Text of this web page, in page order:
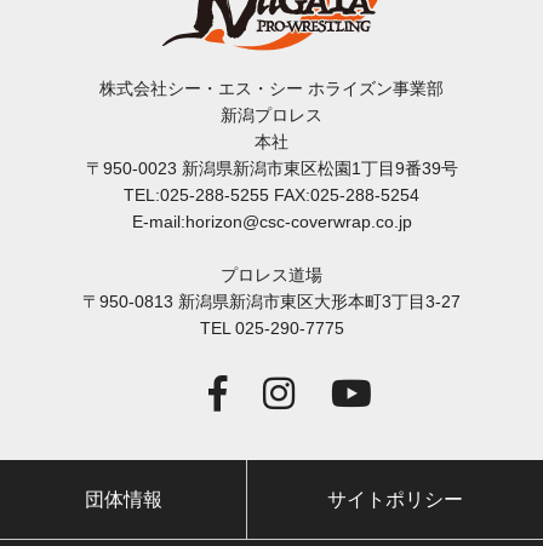
株式会社シー・エス・シー ホライズン事業部
新潟プロレス
本社
〒950-0023 新潟県新潟市東区松園1丁目9番39号
TEL:025-288-5255 FAX:025-288-5254
E-mail:horizon@csc-coverwrap.co.jp
プロレス道場
〒950-0813 新潟県新潟市東区大形本町3丁目3-27
TEL 025-290-7775
団体情報 サイトポリシー